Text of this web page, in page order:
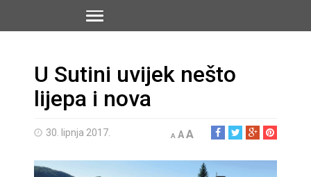
U Sutini uvijek nešto
lijepa i nova
30. lipnja 2017. A AA